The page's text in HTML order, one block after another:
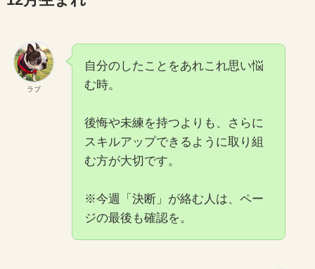
ラブ
自分のしたことをあれこれ思い悩
む時。
後悔や未練を持つよりも、さらに
スキルアップできるように取り組
む方が大切です。
※今週「決断」が絡む人は、ペー
ジの最後も確認を。